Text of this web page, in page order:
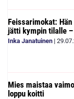
Feissarimokat:
jätti kympin tilalle
Inka Janatuinen |
Mies maistaa
loppu koitti